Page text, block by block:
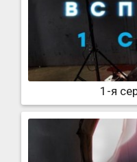
1-я